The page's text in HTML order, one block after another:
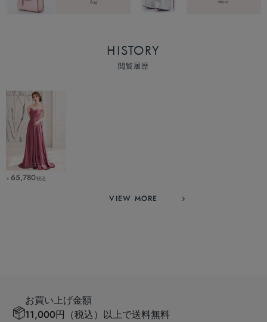
HISTORY
閲覧履歴
￥ 65,780税込
VIEW MORE
お買い上げ金額
11,000円（税込）以上で送料無料